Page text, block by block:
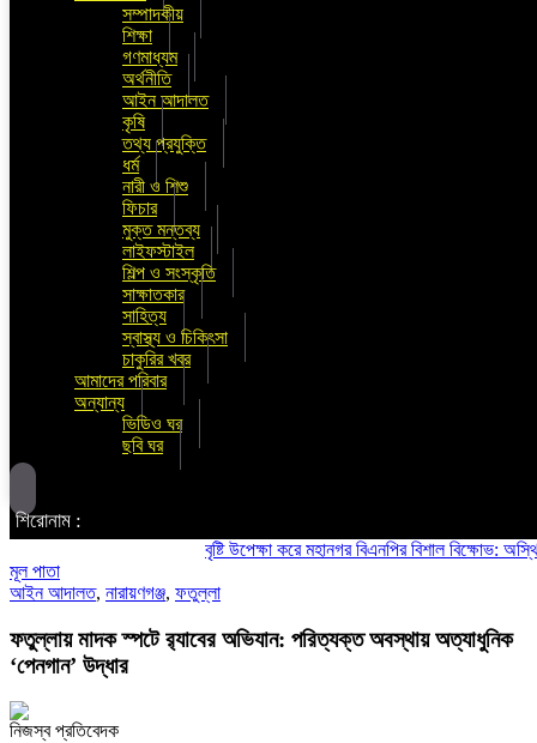
সম্পাদকীয়
শিক্ষা
গণমাধ্যম
অর্থনীতি
আইন আদালত
কৃষি
তথ্য প্রযুক্তি
ধর্ম
নারী ও শিশু
ফিচার
মুক্ত মন্তব্য
লাইফস্টাইল
শিল্প ও সংস্কৃতি
সাক্ষাতকার
সাহিত্য
স্বাস্থ্য ও চিকিৎসা
চাকুরির খবর
আমাদের পরিবার
অন্যান্য
ভিডিও ঘর
ছবি ঘর
শিরোনাম :
বৃষ্টি উপেক্ষা করে মহানগর বিএনপির বিশাল বিক্ষোভ:
মূল পাতা
আইন আদালত, নারায়ণগঞ্জ, ফতুল্লা
ফতুল্লায় মাদক স্পটে র‌্যাবের অভিযান: পরিত্যক্ত অবস্থায় অত্যাধুনিক
‘পেনগান’ উদ্ধার
নিজস্ব প্রতিবেদক